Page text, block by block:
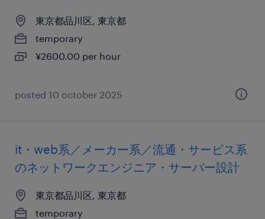
東京都品川区, 東京都
temporary
¥2600.00 per hour
posted 10 october 2025
it・web系／メーカー系／流通・サービス系
のネットワークエンジニア・サーバー設計
東京都品川区, 東京都
temporary